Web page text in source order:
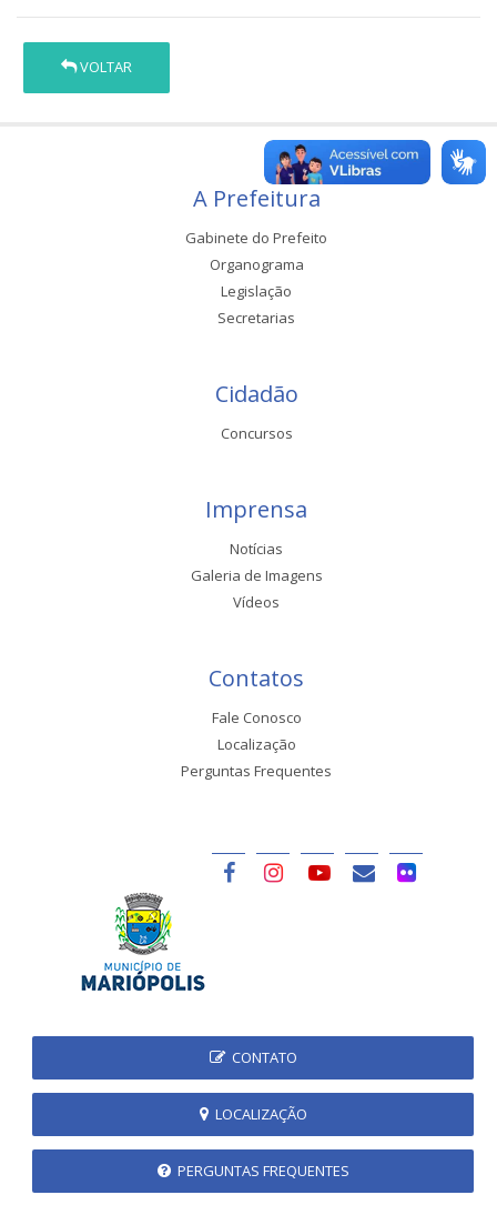
VOLTAR
A Prefeitura
Gabinete do Prefeito
Organograma
Legislação
Secretarias
Cidadão
Concursos
Imprensa
Notícias
Galeria de Imagens
Vídeos
Contatos
Fale Conosco
Localização
Perguntas Frequentes
CONTATO
LOCALIZAÇÃO
PERGUNTAS FREQUENTES